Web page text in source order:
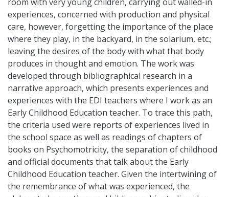
experiences, concerned with production and physical
care, however, forgetting the importance of the place
where they play, in the backyard, in the solarium, etc.;
leaving the desires of the body with what that body
produces in thought and emotion. The work was
developed through bibliographical research in a
narrative approach, which presents experiences and
experiences with the EDI teachers where I work as an
Early Childhood Education teacher. To trace this path,
the criteria used were reports of experiences lived in
the school space as well as readings of chapters of
books on Psychomotricity, the separation of childhood
and official documents that talk about the Early
Childhood Education teacher. Given the intertwining of
the remembrance of what was experienced, the